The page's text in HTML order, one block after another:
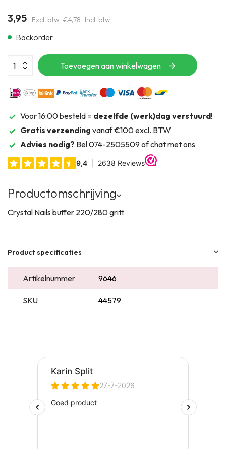
3,95 Excl. btw €4,78 Incl. btw
Backorder
Toevoegen aan winkelwagen
Voor 16:00 besteld = dezelfde (werk)dag verstuurd!
Gratis verzending vanaf €100 excl. BTW
Advies nodig? Bel 074-2505509 of chat met ons
Productomschrijving
Crystal Nails buffer 220/280 gritt
Product specificaties
Artikelnummer 9646
SKU 44579